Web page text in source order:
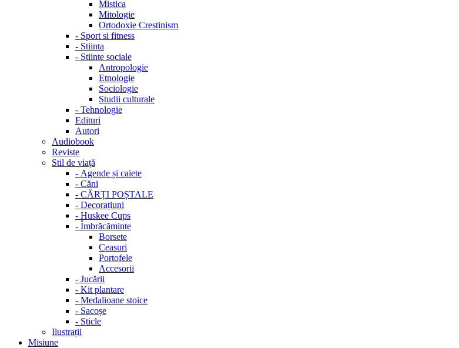
Mistica
Mitologie
Ortodoxie Crestinism
- Sport si fitness
- Stiinta
- Stiinte sociale
Antropologie
Etnologie
Sociologie
Studii culturale
- Tehnologie
Edituri
Autori
Audiobook
Reviste
Stil de viață
- Agende și caiete
- Căni
- CĂRȚI POȘTALE
- Decorațiuni
- Huskee Cups
- Îmbrăcăminte
Borsete
Ceasuri
Portofele
Accesorii
- Jucării
- Kit plantare
- Medalioane stoice
- Sacoșe
- Sticle
Ilustrații
Misiune